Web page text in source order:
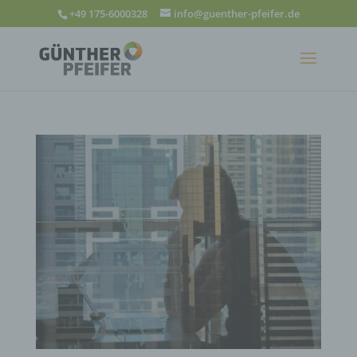
+49 175-6000328 info@guenther-pfeifer.de